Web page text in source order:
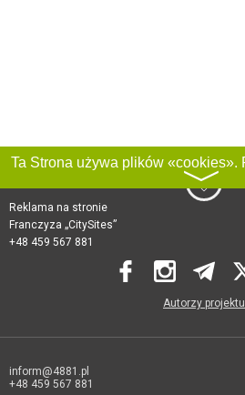
〉
Reklama na stronie
Franczyza „CitySites”
+48 459 567 881
Autorzy projektu
inform@4881.pl
+48 459 567 881